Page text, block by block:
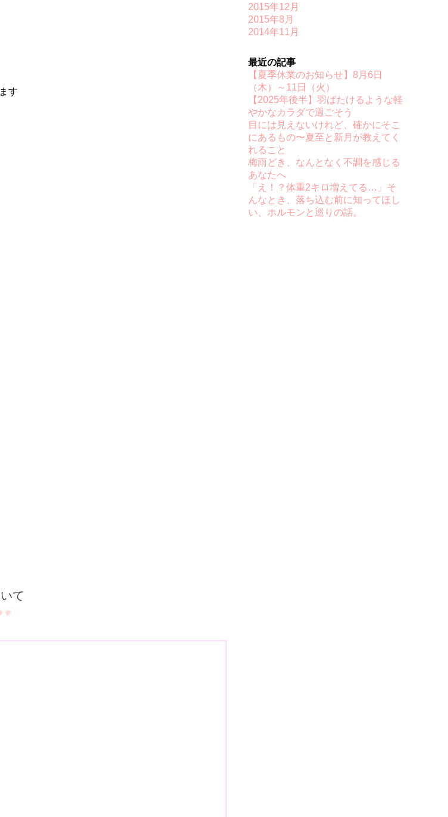
す
て
2015年12月
2015年8月
2014年11月
最近の記事
【夏季休業のお知らせ】8月6日
（木）～11日（火）
【2025年後半】羽ばたけるような軽
やかなカラダで過ごそう
目には見えないけれど、確かにそこ
にあるもの〜夏至と新月が教えてく
れること
梅雨どき、なんとなく不調を感じる
あなたへ
「え！？体重2キロ増えてる…」そ
んなとき、落ち込む前に知ってほし
い、ホルモンと巡りの話。